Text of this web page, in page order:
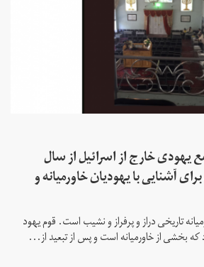
یهودی خارج از اسرائیل از سال
برای آشنایی با یهودیان خاورمیانه و
تاریخی دراز و پرفراز و نشیب است. قوم یهود
که بخشی از خاورمیانه است و پس از تبعید از...